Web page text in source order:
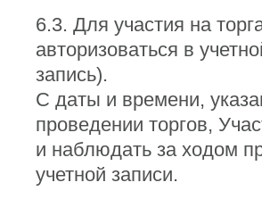
6.3. Для участия на
авторизоваться в
запись).
С даты и времени,
проведении торгов,
и наблюдать за ходом
учетной записи.